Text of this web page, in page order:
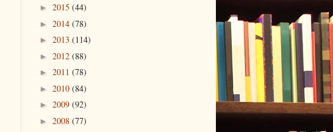
► 2015 (44)
► 2014 (78)
► 2013 (114)
► 2012 (88)
► 2011 (78)
► 2010 (84)
► 2009 (92)
► 2008 (77)